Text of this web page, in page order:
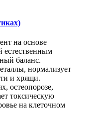
на основе
естественным
баланс.
нормализует
и хрящи.
остеопорозе,
токсическую
на клеточном